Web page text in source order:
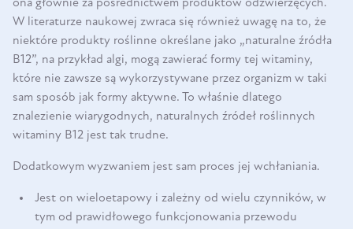
ona głównie za pośrednictwem produktów odzwierzęcych.
W literaturze naukowej zwraca się również uwagę na to, że
niektóre produkty roślinne określane jako „naturalne źródła
B12”, na przykład algi, mogą zawierać formy tej witaminy,
które nie zawsze są wykorzystywane przez organizm w taki
sam sposób jak formy aktywne. To właśnie dlatego
znalezienie wiarygodnych, naturalnych źródeł roślinnych
witaminy B12 jest tak trudne.
Dodatkowym wyzwaniem jest sam proces jej wchłaniania.
Jest on wieloetapowy i zależny od wielu czynników, w
tym od prawidłowego funkcjonowania przewodu